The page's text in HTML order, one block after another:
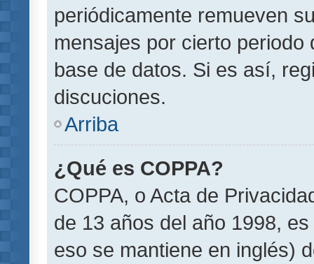
periódicamente remueven
mensajes por cierto
base de datos. Si es así,
discuciones.
Arriba
¿Qué es COPPA?
COPPA, o Acta de
de 13 años del año 1998,
eso se mantiene en inglés)